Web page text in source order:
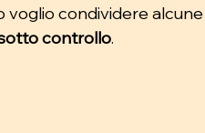
voglio condividere alcune
controllo.